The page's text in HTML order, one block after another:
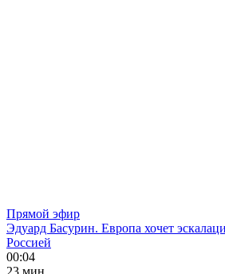
Прямой эфир
Эдуард Басурин. Европа хочет
Россией
00:04
23 мин